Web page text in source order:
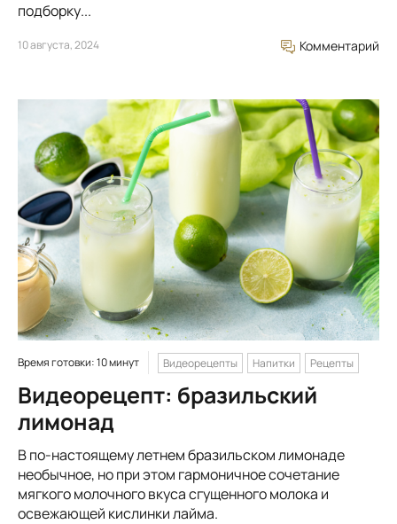
подборку...
10 августа, 2024 Комментарий
Время готовки: 10 минут Видеорецепты Напитки Рецепты
Видеорецепт: бразильский
лимонад
В по-настоящему летнем бразильском лимонаде
необычное, но при этом гармоничное сочетание
мягкого молочного вкуса сгущенного молока и
освежающей кислинки лайма.